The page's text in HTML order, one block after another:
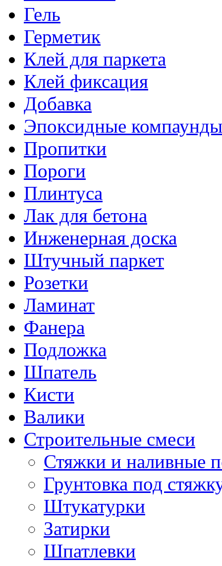
Гель
Герметик
Клей для паркета
Клей фиксация
Добавка
Эпоксидные компаунды
Пропитки
Пороги
Плинтуса
Лак для бетона
Инженерная доска
Штучный паркет
Розетки
Ламинат
Фанера
Подложка
Шпатель
Кисти
Валики
Строительные смеси
Стяжки и наливные
Грунтовка под
Штукатурки
Затирки
Шпатлевки